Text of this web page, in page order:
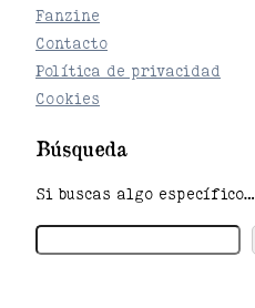
Fanzine
Contacto
Política de privacidad
Cookies
Búsqueda
Si buscas algo específico…